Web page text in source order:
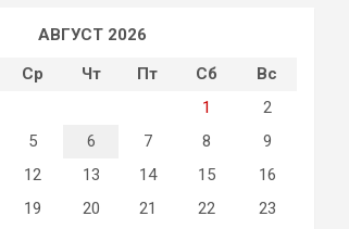
АВГУСТ 2026
Ср Чт Пт Сб
Вс
1
2
5 6 7 8
9
12 13 14 15
16
19 20 21 22
23